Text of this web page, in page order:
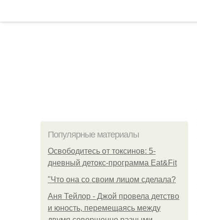
Популярные материалы
Освободитесь от токсинов: 5-
дневный детокс-программа Eat&Fit
"Что она со своим лицом сделала?
Аня Тейлор - Джой провела детство
и юность, перемещаясь между